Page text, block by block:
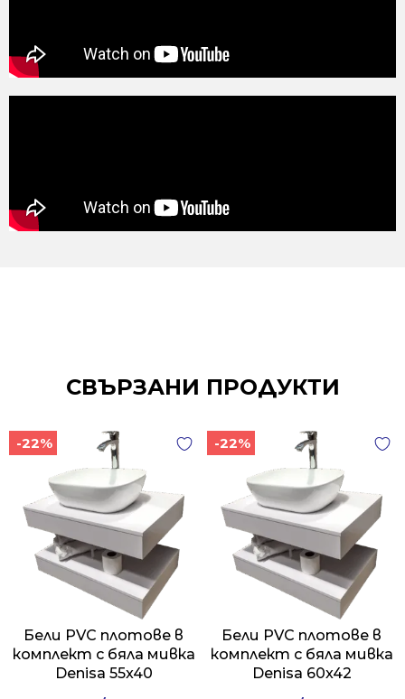
СВЪРЗАНИ ПРОДУКТИ
-22%
Бели PVC плотове в
комплект с бяла мивка
Denisa 55x40
-22%
Бели PVC плотове в
комплект с бяла мивка
Denisa 60x42